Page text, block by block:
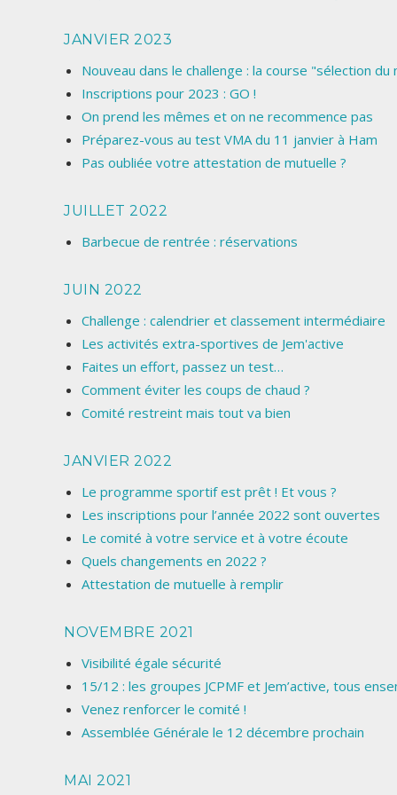
JANVIER 2023
Nouveau dans le challenge : la course "sélection du
Inscriptions pour 2023 : GO !
On prend les mêmes et on ne recommence pas
Préparez-vous au test VMA du 11 janvier à Ham
Pas oubliée votre attestation de mutuelle ?
JUILLET 2022
Barbecue de rentrée : réservations
JUIN 2022
Challenge : calendrier et classement intermédiaire
Les activités extra-sportives de Jem'active
Faites un effort, passez un test…
Comment éviter les coups de chaud ?
Comité restreint mais tout va bien
JANVIER 2022
Le programme sportif est prêt ! Et vous ?
Les inscriptions pour l’année 2022 sont ouvertes
Le comité à votre service et à votre écoute
Quels changements en 2022 ?
Attestation de mutuelle à remplir
NOVEMBRE 2021
Visibilité égale sécurité
15/12 : les groupes JCPMF et Jem’active, tous
Venez renforcer le comité !
Assemblée Générale le 12 décembre prochain
MAI 2021